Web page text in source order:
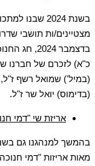
בשנת 2024
מצטיינים/ות תושבי
כ"א) לזכרם של חברנו
(במיל') שמואל רשף ז"ל,
(בדימוס) יואל שר ז"ל.
אריזת שי "דמי
מאות אריזות "דמי